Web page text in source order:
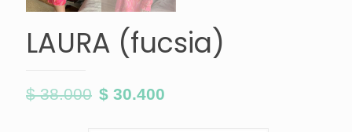
LAURA (fucsia)
$38.000 El
$ 30.400